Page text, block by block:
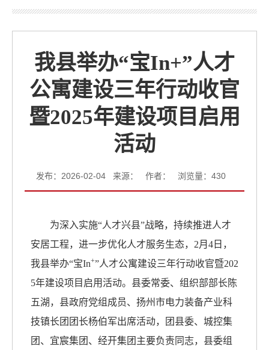
我县举办“宝In+”人才
公寓建设三年行动收官
暨2025年建设项目启用
活动
发布：2026-02-04 来源： 作者： 浏览量： 430
为深入实施“人才兴县”战略，持续推进人才
安居工程，进一步优化人才服务生态，2月4日，
我县举办“宝In+”人才公寓建设三年行动收官暨202
5年建设项目启用活动。县委常委、组织部部长陈
五湖，县政府党组成员、扬州市电力装备产业科
技镇长团团长杨伯军出席活动，团县委、城控集
团、宜宸集团、经开集团主要负责同志，县委组